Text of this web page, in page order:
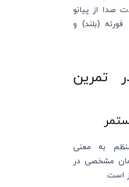
صدا از پیانو
(بلند) و
تمرین
به معنی
مشخصی در
است.